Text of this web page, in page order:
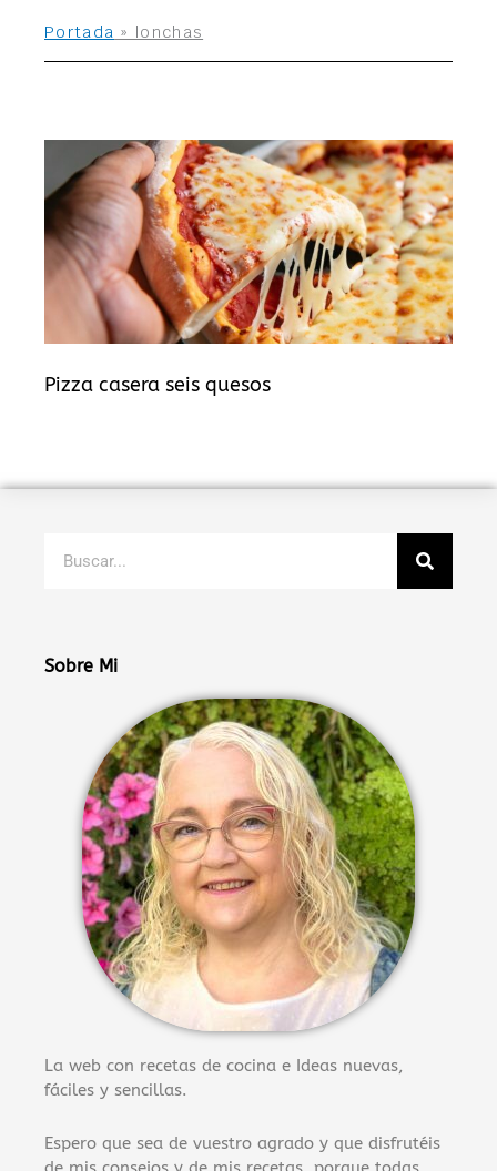
Portada » lonchas
Pizza casera seis quesos
Sobre Mi
La web con recetas de cocina e Ideas nuevas,
fáciles y sencillas.
Espero que sea de vuestro agrado y que disfrutéis